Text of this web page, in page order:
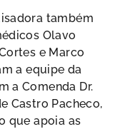
também
Olavo
e Marco
a equipe da
a Comenda Dr.
Castro Pacheco,
que apoia as